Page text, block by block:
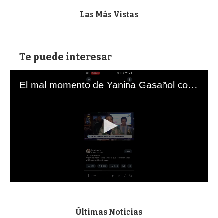
Las Más Vistas
Te puede interesar
El mal momento de Yanina Gasañol con un hincha argentino en "Subrayado"
s
Últimas Noticias